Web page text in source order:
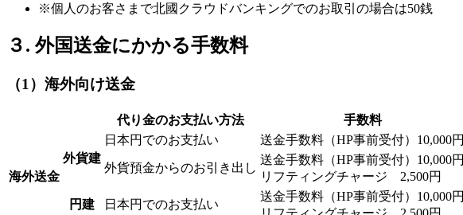
※個人のお客さまで北國クラウドバンキングでのお取引の場合は50銭
３. 外国送金にかかる手数料
（1）海外向け送金
代り金のお支払い方法 手数料
海外送金
外貨建
日本円でのお支払い 送金手数料（HP事前受付）10,000円
外貨預金からのお引き出し
送金手数料（HP事前受付）10,000円
リフティングチャージ 2,500円
円建 日本円でのお支払い
送金手数料（HP事前受付）10,000円